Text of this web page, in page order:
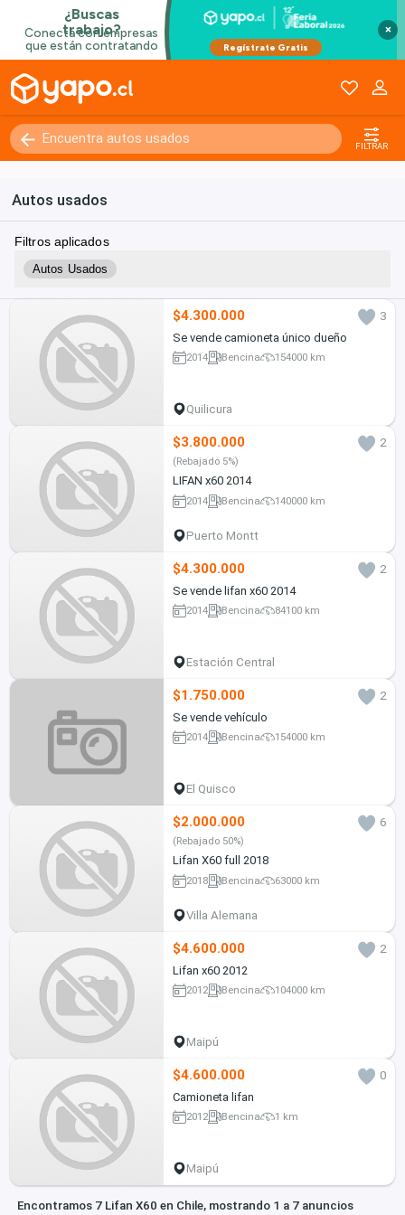
×
FILTRAR
Autos usados
Filtros aplicados
Autos Usados
$4.300.000
3
Se vende camioneta único dueño
2014 Bencina 154000 km
Quilicura
$3.800.000 2
(Rebajado 5%)
LIFAN x60 2014
2014 Bencina 140000 km
Puerto Montt
$4.300.000
2
Se vende lifan x60 2014
2014 Bencina 84100 km
Estación Central
$1.750.000
2
Se vende vehículo
2014 Bencina 154000 km
El Quisco
$2.000.000 6
(Rebajado 50%)
Lifan X60 full 2018
2018 Bencina 63000 km
Villa Alemana
$4.600.000
2
Lifan x60 2012
2012 Bencina 104000 km
Maipú
$4.600.000
0
Camioneta lifan
2012 Bencina 1 km
Maipú
Encontramos 7 Lifan X60 en Chile, mostrando 1 a 7 anuncios